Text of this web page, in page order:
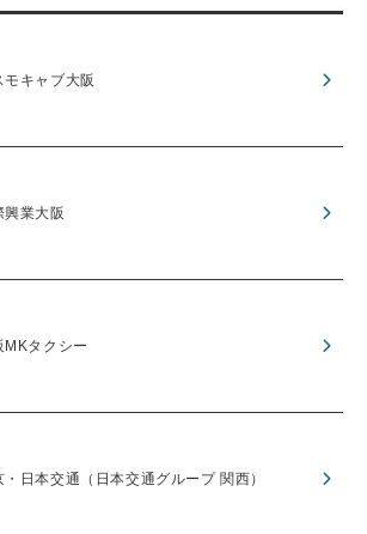
モキャブ大阪
興業大阪
MKタクシー
・日本交通（日本交通グループ 関西）